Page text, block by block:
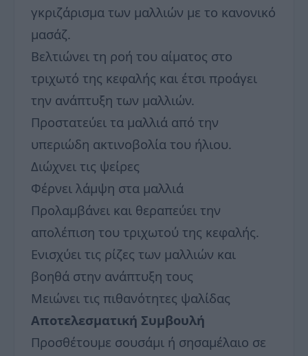
γκριζάρισμα των μαλλιών με το κανονικό
μασάζ.
Βελτιώνει τη ροή του αίματος στο
τριχωτό της κεφαλής και έτσι προάγει
την ανάπτυξη των μαλλιών.
Προστατεύει τα μαλλιά από την
υπεριώδη ακτινοβολία του ήλιου.
Διώχνει τις ψείρες
Φέρνει λάμψη στα μαλλιά
Προλαμβάνει και θεραπεύει την
απολέπιση του τριχωτού της κεφαλής.
Ενισχύει τις ρίζες των μαλλιών και
βοηθά στην ανάπτυξη τους
Μειώνει τις πιθανότητες ψαλίδας
Αποτελεσματική Συμβουλή
Προσθέτουμε σουσάμι ή σησαμέλαιο σε